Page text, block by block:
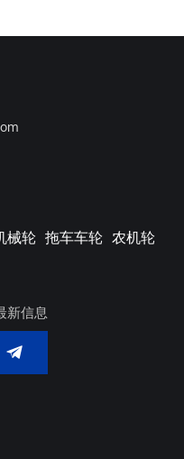
械轮 拖车车轮 农机轮
新信息